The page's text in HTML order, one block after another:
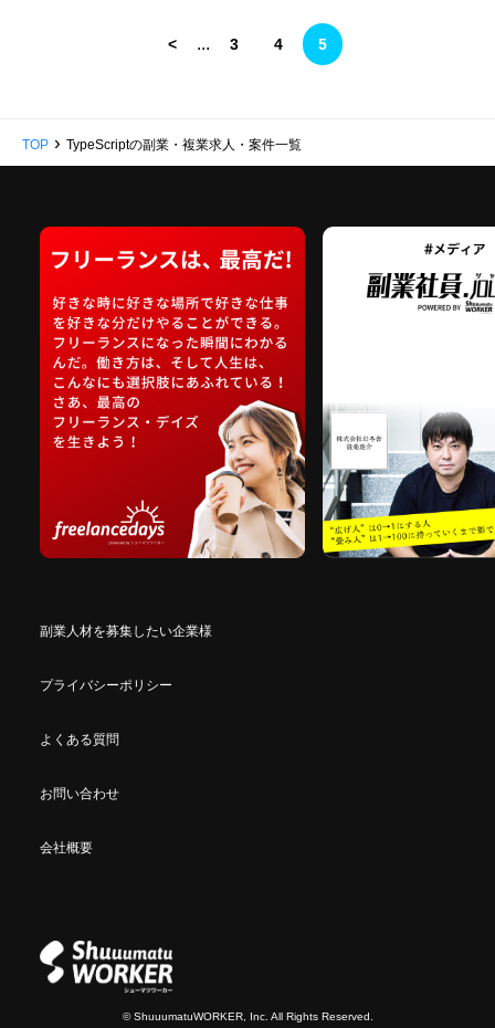
< ... 3 4 5
TOP › TypeScriptの副業・複業求人・案件一覧
副業人材を募集したい企業様
プライバシーポリシー
よくある質問
お問い合わせ
会社概要
© ShuuumatuWORKER, Inc. All Rights Reserved.